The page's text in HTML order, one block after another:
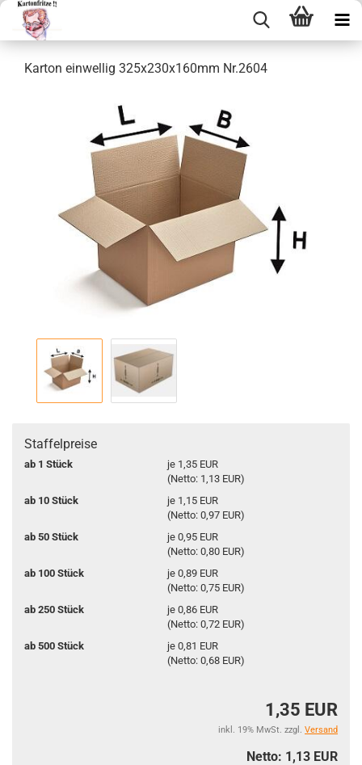
Kar­ton ein­wel­lig 325x230x160mm Nr.2604
Staffelpreise
ab 1 Stück
je 1,35 EUR
(Netto: 1,13 EUR)
ab 10 Stück
je 1,15 EUR
(Netto: 0,97 EUR)
ab 50 Stück
je 0,95 EUR
(Netto: 0,80 EUR)
ab 100 Stück
je 0,89 EUR
(Netto: 0,75 EUR)
ab 250 Stück
je 0,86 EUR
(Netto: 0,72 EUR)
ab 500 Stück
je 0,81 EUR
(Netto: 0,68 EUR)
1,35 EUR
inkl. 19% MwSt. zzgl. Versand
Netto: 1,13 EUR